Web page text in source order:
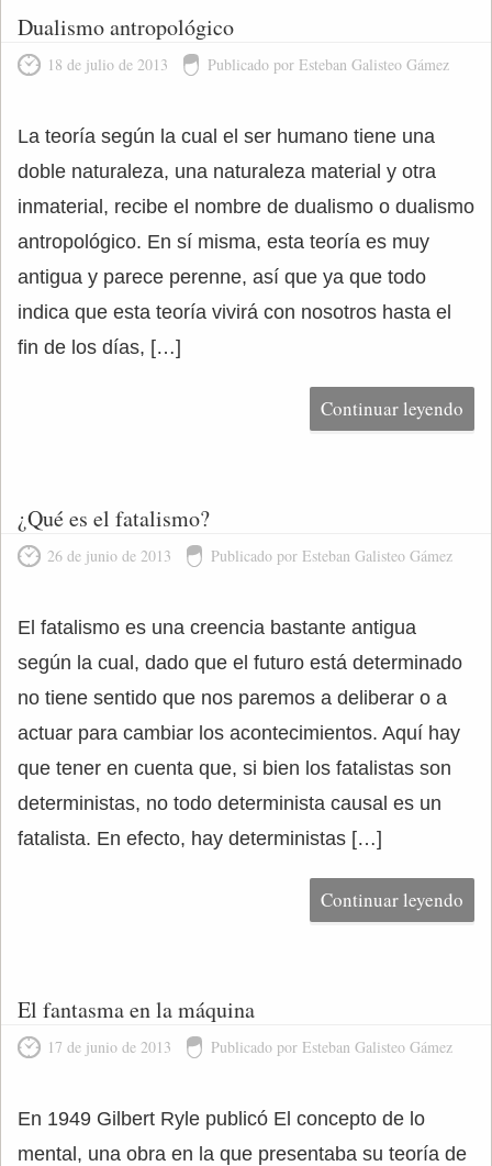
Dualismo antropológico
18 de julio de 2013 Publicado por Esteban Galisteo Gámez
La teoría según la cual el ser humano tiene una
doble naturaleza, una naturaleza material y otra
inmaterial, recibe el nombre de dualismo o dualismo
antropológico. En sí misma, esta teoría es muy
antigua y parece perenne, así que ya que todo
indica que esta teoría vivirá con nosotros hasta el
fin de los días, […]
Continuar leyendo
¿Qué es el fatalismo?
26 de junio de 2013 Publicado por Esteban Galisteo Gámez
El fatalismo es una creencia bastante antigua
según la cual, dado que el futuro está determinado
no tiene sentido que nos paremos a deliberar o a
actuar para cambiar los acontecimientos. Aquí hay
que tener en cuenta que, si bien los fatalistas son
deterministas, no todo determinista causal es un
fatalista. En efecto, hay deterministas […]
Continuar leyendo
El fantasma en la máquina
17 de junio de 2013 Publicado por Esteban Galisteo Gámez
En 1949 Gilbert Ryle publicó El concepto de lo
mental, una obra en la que presentaba su teoría de